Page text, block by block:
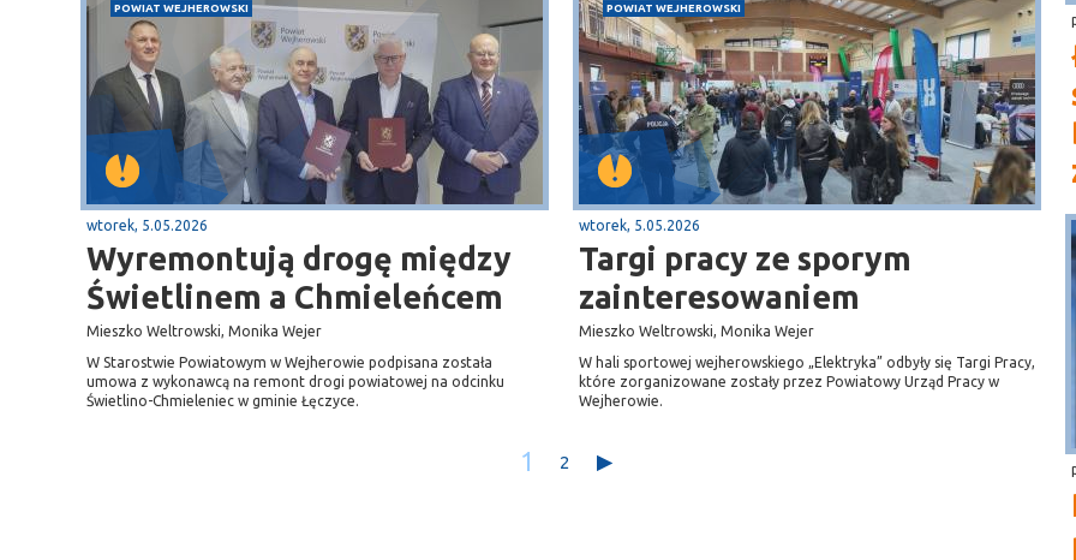
POWIAT WEJHEROWSKI
wtorek, 5.05.2026
Wyremontują drogę między
Świetlinem a Chmieleńcem
Mieszko Weltrowski, Monika Wejer
W Starostwie Powiatowym w Wejherowie podpisana została
umowa z wykonawcą na remont drogi powiatowej na odcinku
Świetlino-Chmieleniec w gminie Łęczyce.
POWIAT WEJHEROWSKI
wtorek, 5.05.2026
Targi pracy ze sporym
zainteresowaniem
Mieszko Weltrowski, Monika Wejer
W hali sportowej wejherowskiego „Elektryka” odbyły się Targi Pracy,
które zorganizowane zostały przez Powiatowy Urząd Pracy w
Wejherowie.
1 2